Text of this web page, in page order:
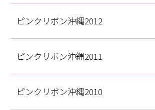
ピンクリボン沖縄2012
ピンクリボン沖縄2011
ピンクリボン沖縄2010